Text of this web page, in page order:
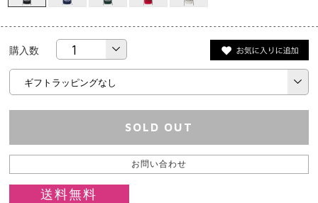
購入数
SOLD OUT
お問い合わせ
送料無料